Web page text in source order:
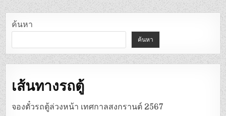
ค้นหา
ค้นหา
เส้นทางรถตู้
จองตั๋วรถตู้ล่วงหน้า เทศกาลสงกรานต์ 2567